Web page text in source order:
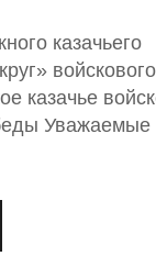
казачьего
войскового
казачье
Уважаемые